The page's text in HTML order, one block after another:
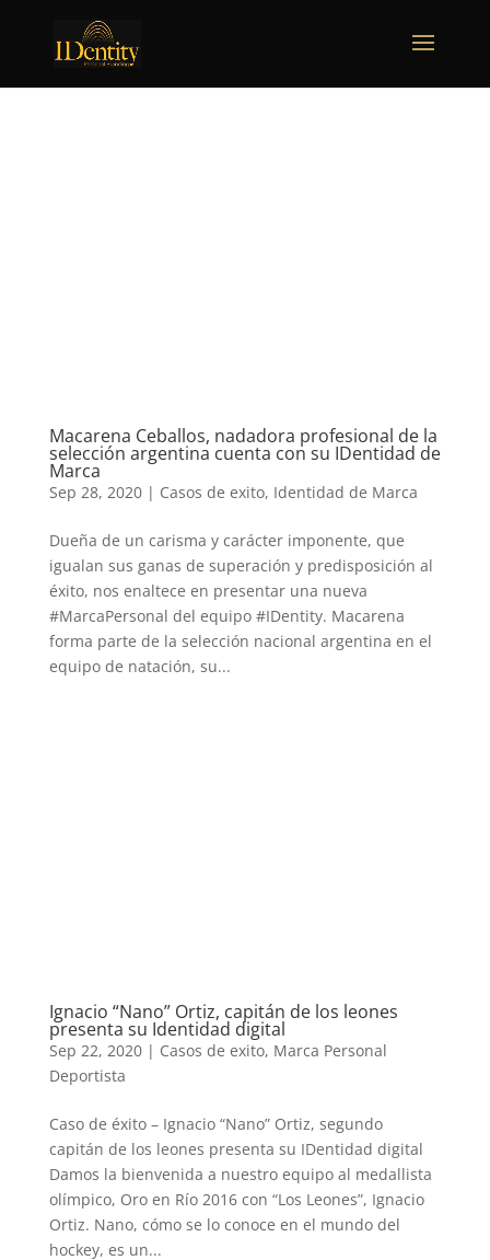
Macarena Ceballos, nadadora profesional de la
selección argentina cuenta con su IDentidad de
Marca
Sep 28, 2020| Casos de exito, Identidad de Marca
Dueña de un carisma y carácter imponente, que
igualan sus ganas de superación y predisposición al
éxito, nos enaltece en presentar una nueva
#MarcaPersonal del equipo #IDentity. Macarena
forma parte de la selección nacional argentina en el
equipo de natación, su...
Ignacio “Nano” Ortiz, capitán de los leones
presenta su Identidad digital
Sep 22, 2020| Casos de exito, Marca Personal
Deportista
Caso de éxito – Ignacio “Nano” Ortiz, segundo
capitán de los leones presenta su IDentidad digital
Damos la bienvenida a nuestro equipo al medallista
olímpico, Oro en Río 2016 con “Los Leones”, Ignacio
Ortiz. Nano, cómo se lo conoce en el mundo del
hockey, es un...